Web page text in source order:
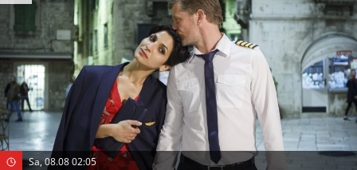
Sa, 08.08 02:05